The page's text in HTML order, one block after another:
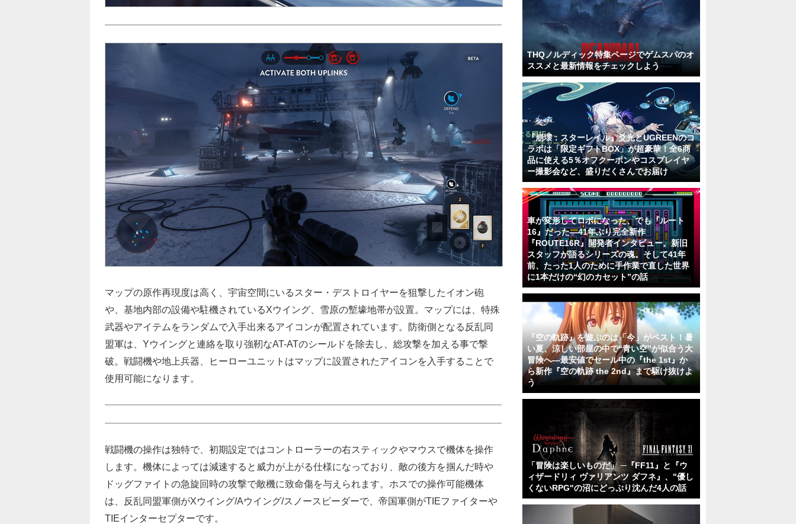
マップの原作再現度は高く、宇宙空間にいるスター・デストロイヤーを狙撃したイオン砲
や、基地内部の設備や駐機されているXウイング、雪原の塹壕地帯が設置。マップには、特殊
武器やアイテムをランダムで入手出来るアイコンが配置されています。防衛側となる反乱同
盟軍は、Yウイングと連絡を取り強靭なAT-ATのシールドを除去し、総攻撃を加える事で撃
破。戦闘機や地上兵器、ヒーローユニットはマップに設置されたアイコンを入手することで
使用可能になります。
戦闘機の操作は独特で、初期設定ではコントローラーの右スティックやマウスで機体を操作
します。機体によっては減速すると威力が上がる仕様になっており、敵の後方を掴んだ時や
ドッグファイトの急旋回時の攻撃で敵機に致命傷を与えられます。ホスでの操作可能機体
は、反乱同盟軍側がXウイング/Aウイング/スノースピーダーで、帝国軍側がTIEファイターや
TIEインターセプターです。
THQノルディック特集ページでゲムスパのオ
ススメと最新情報をチェックしよう
『崩壊：スターレイル』爻光とUGREENのコ
ラボは「限定ギフトBOX」が超豪華！全6商
品に使える5％オフクーポンやコスプレイヤ
ー撮影会など、盛りだくさんでお届け
車が変形してロボになった、でも『ルート
16』だった―41年ぶり完全新作
『ROUTE16R』開発者インタビュー。新旧
スタッフが語るシリーズの魂。そして41年
前、たった1人のために手作業で直した世界
に1本だけの“幻のカセット”の話
『空の軌跡』を遊ぶのは「今」がベスト！暑
い夏、涼しい部屋の中で“青い空”が似合う大
冒険へ―最安値でセール中の『the 1st』か
ら新作『空の軌跡 the 2nd』まで駆け抜けよ
う
「冒険は楽しいものだ」 ─『FF11』と『ウ
ィザードリィ ヴァリアンツ ダフネ』、"優し
くないRPG"の沼にどっぷり沈んだ4人の話